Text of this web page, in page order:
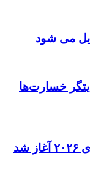
می شود
خسارت‌ها